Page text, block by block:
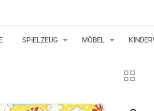
SPIELZEUG MÖBEL